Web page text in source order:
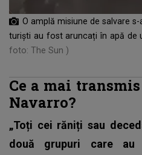
O amplă misiune de salvare
turiști au fost aruncați în apă de
foto: The Sun )
Ce a mai
Navarro?
„Toți cei răniți sau
două grupuri care